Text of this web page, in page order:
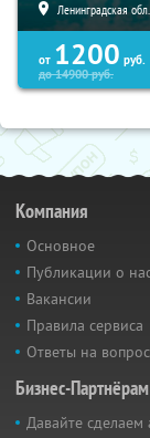
Ленинградская
от 1200 руб.
до14900руб.
Компания
Основное
Публикации о
Вакансии
Правила сервиса
Ответы на
Бизнес-Партнёрам
Давайте сделаем